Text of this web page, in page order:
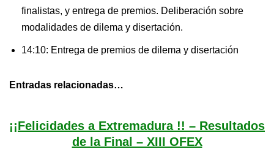
finalistas, y entrega de premios. Deliberación sobre
modalidades de dilema y disertación.
14:10: Entrega de premios de dilema y disertación
Entradas relacionadas…
¡¡Felicidades a Extremadura !! – Resultados
de la Final – XIII OFEX